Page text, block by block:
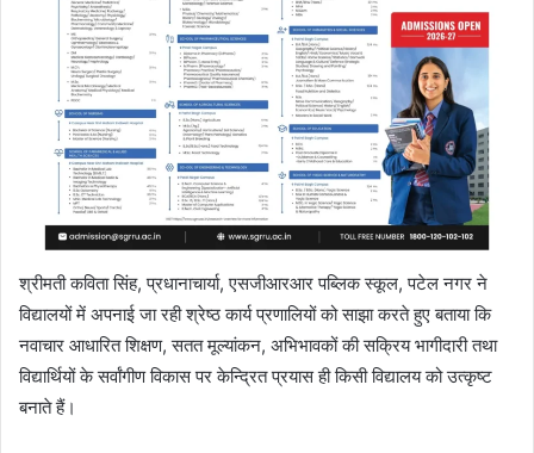
श्रीमती कविता सिंह, प्रधानाचार्या, एसजीआरआर पब्लिक स्कूल, पटेल नगर ने
विद्यालयों में अपनाई जा रही श्रेष्ठ कार्य प्रणालियों को साझा करते हुए बताया कि
नवाचार आधारित शिक्षण, सतत मूल्यांकन, अभिभावकों की सक्रिय भागीदारी तथा
विद्यार्थियों के सर्वांगीण विकास पर केन्द्रित प्रयास ही किसी विद्यालय को उत्कृष्ट
बनाते हैं।